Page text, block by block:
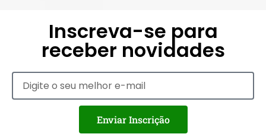
Inscreva-se para
receber novidades
Enviar Inscrição